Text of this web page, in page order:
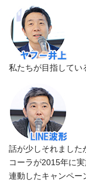
私たちが目指してい
話が少しそれました
コーラが2015年に
連動したキャンペー